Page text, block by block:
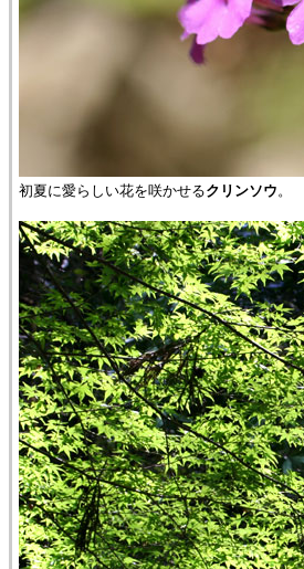
初夏に愛らしい花を咲かせるクリンソウ。